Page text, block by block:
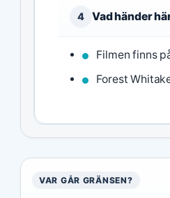
4 Vad händer
Filmen finns
Forest
VAR GÅR GRÄNSEN?